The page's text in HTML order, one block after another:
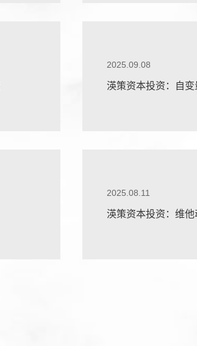
2025.09.08
渶策资本投资：自
2025.08.11
渶策资本投资：维